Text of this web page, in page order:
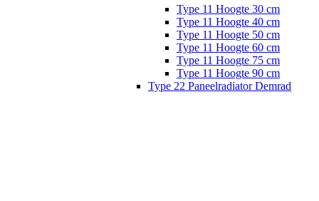
Type 11 Hoogte 30 cm
Type 11 Hoogte 40 cm
Type 11 Hoogte 50 cm
Type 11 Hoogte 60 cm
Type 11 Hoogte 75 cm
Type 11 Hoogte 90 cm
Type 22 Paneelradiator Demrad